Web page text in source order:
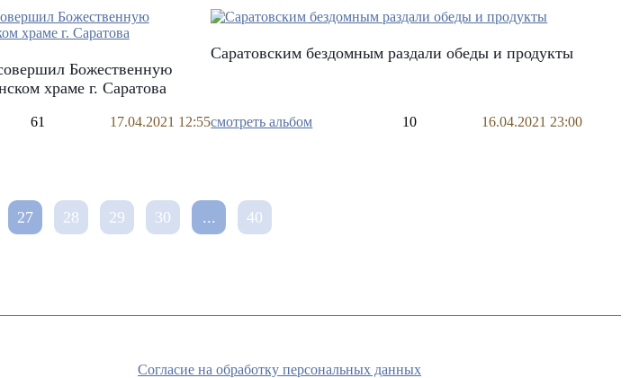
Божественную
храме г. Саратова
61 17.04.2021 12:55
Саратовским бездомным раздали обеды и продукты
смотреть альбом 10 16.04.2021 23:00
27 28 29 30 ... 40
Согласие на обработку персональных данных